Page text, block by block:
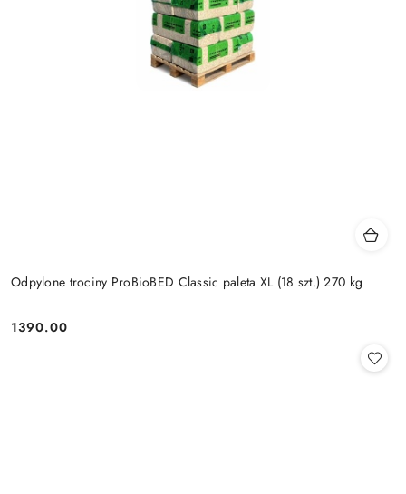
Odpylone trociny ProBioBED Classic paleta XL (18 szt.) 270 kg
Cena:
1390.00